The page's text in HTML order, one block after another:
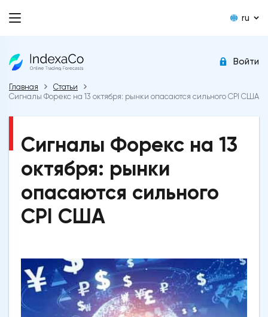
ru
Войти
Главная
Статьи
Сигналы Форекс на 13 октября: рынки опасаются сильного CPI США
Сигналы Форекс на 13
октября: рынки
опасаются сильного
CPI США